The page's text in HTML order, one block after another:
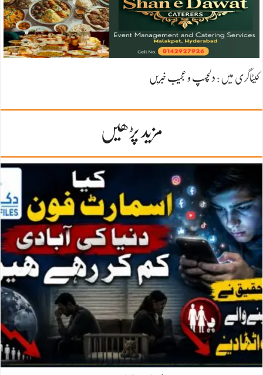
کیٹاگری میں : دلچسپ و عجیب خبریں
مزید پڑھیں